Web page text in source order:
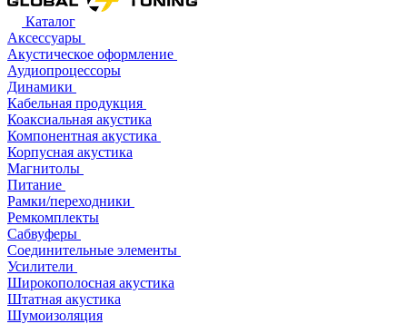
Каталог
Аксессуары
Акустическое оформление
Аудиопроцессоры
Динамики
Кабельная продукция
Коаксиальная акустика
Компонентная акустика
Корпусная акустика
Магнитолы
Питание
Рамки/переходники
Ремкомплекты
Сабвуферы
Соединительные элементы
Усилители
Широкополосная акустика
Штатная акустика
Шумоизоляция